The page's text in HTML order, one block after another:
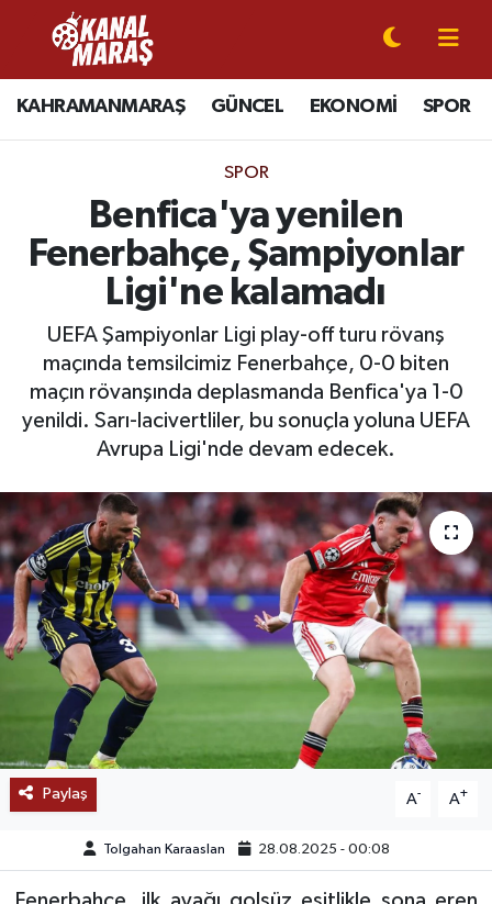
KAHRAMANMARAŞ GÜNCEL EKONOMİ SPOR
SPOR
Benfica'ya yenilen
Fenerbahçe, Şampiyonlar
Ligi'ne kalamadı
UEFA Şampiyonlar Ligi play-off turu rövanş
maçında temsilcimiz Fenerbahçe, 0-0 biten
maçın rövanşında deplasmanda Benfica'ya 1-0
yenildi. Sarı-lacivertliler, bu sonuçla yoluna UEFA
Avrupa Ligi'nde devam edecek.
Paylaş A- A+
Tolgahan Karaaslan 28.08.2025 - 00:08
CANLI YAYIN
KAHRAMANMARAŞ
SPOR
SİYASET
EKONOMİ
GÜNDEM
SAĞLIK
EĞİTİM
BÖLGE
KEŞFET
POPÜLER
DÜNYA
TREND
Kahramanmaraş Nöbetçi Eczaneler
Kahramanmaraş Hava Durumu
Kahramanmaraş Namaz Vakitleri
Kahramanmaraş Trafik Yoğunluk Haritası
Süper Lig Puan Durumu ve Fikstür
Tüm Manşetler
Son Dakika Haberleri